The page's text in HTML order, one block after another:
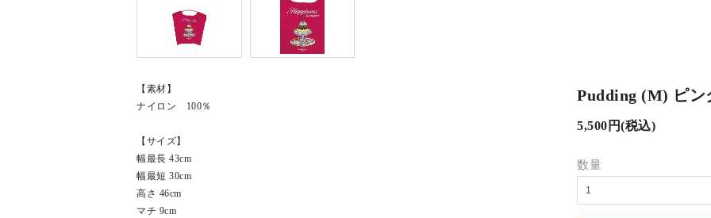
Pudding (M) ピン
5,500円(税込)
数量
【素材】
ナイロン 100％
【サイズ】
幅最長 43cm
幅最短 30cm
高さ 46cm
マチ 9cm